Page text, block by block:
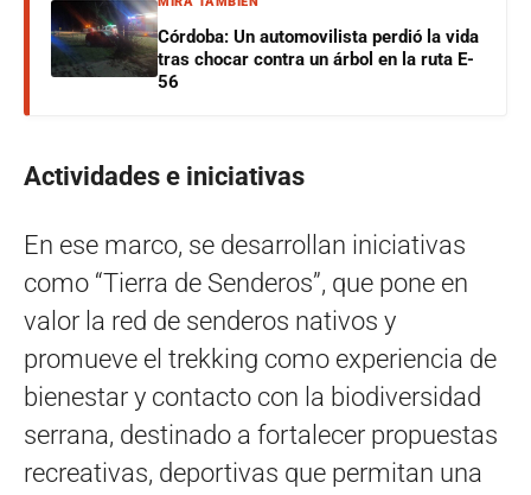
Córdoba: Un automovilista perdió la vida
tras chocar contra un árbol en la ruta E-
56
Actividades e iniciativas
En ese marco, se desarrollan iniciativas
como “Tierra de Senderos”, que pone en
valor la red de senderos nativos y
promueve el trekking como experiencia de
bienestar y contacto con la biodiversidad
serrana, destinado a fortalecer propuestas
recreativas, deportivas que permitan una